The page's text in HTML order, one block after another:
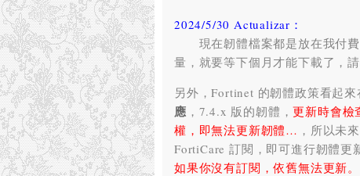
2024/5/30 Actualizar：
現在韌體檔案都是放在我付費
量 ， 就要等下個月才能下載了 ，
另外，Fortinet 的韌體政策看起
應 ，7.4.x 版的韌體 ，更新時會檢
權 ， 即無法更新韌體… ， 所以未
FortiCare 訂閱 ， 即可進行韌體更
如果你沒有訂閱 ，依舊無法更新。